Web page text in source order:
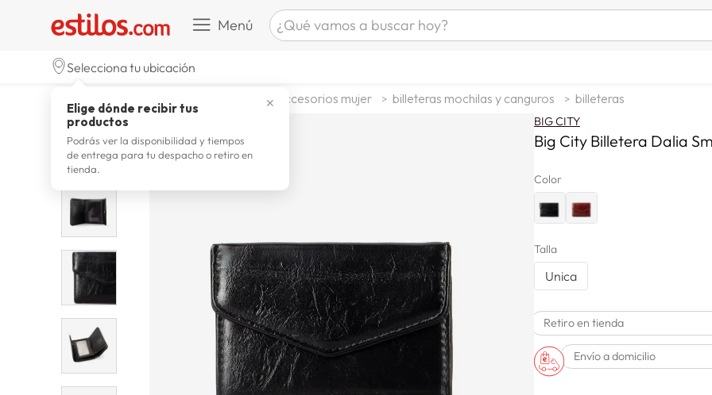
Menú ¿Qué vamos a buscar hoy?
celulares
7. laptop
8. terrex
9. spiderman
10. lavadora
Selecciona tu ubicación
✕
Elige dónde recibir tus
productos
Podrás ver la disponibilidad y tiempos
de entrega para tu despacho o retiro en
tienda.
accesorios mujer billeteras mochilas y canguros billeteras
BIG CITY
Big City Billetera Dalia Sm
Color
Talla
Unica
Retiro en tienda
Envío a domicilio